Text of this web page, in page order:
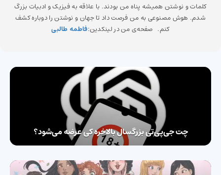
کلمات و نوشتن همیشه پناه من بودند. با علاقه به فیزیک و ادبیات بزرگ
شدم. هوش مصنوعی به من فرصت داد تا جهان و نوشتن را دوباره کشف
کنم. صفحه‌ی من در لینکدین:فاطمه طالبی
چت جی‌پی‌تی بزرگسال بالاخره کی عرضه می‌شود؟